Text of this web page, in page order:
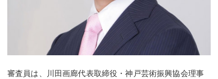
審査員は、川田画廊代表取締役・神戸芸術振興協会理事